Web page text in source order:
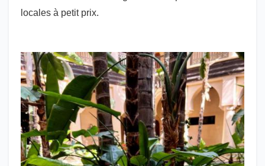
locales à petit prix.